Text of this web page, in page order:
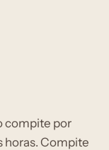
compite por
horas. Compite